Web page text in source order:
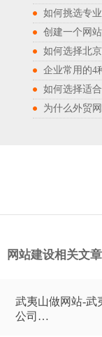
如何挑选专
创建一个网
如何选择北
企业常用的4
如何选择适
为什么外贸
网站建设相关文章
武夷山做网站-武
公司…